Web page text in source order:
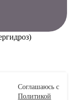
Соглашаюсь с
Политикой